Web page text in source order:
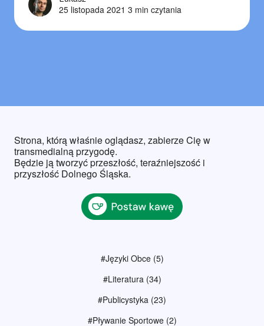
25 listopada 2021 3 min czytania
Strona, którą właśnie oglądasz, zabierze Cię w
transmedialną przygodę.
Będzie ją tworzyć przeszłość, teraźniejszość i
przyszłość Dolnego Śląska.
#Języki Obce(5)
#Literatura (34)
#Publicystyka (23)
#Pływanie Sportowe(2)